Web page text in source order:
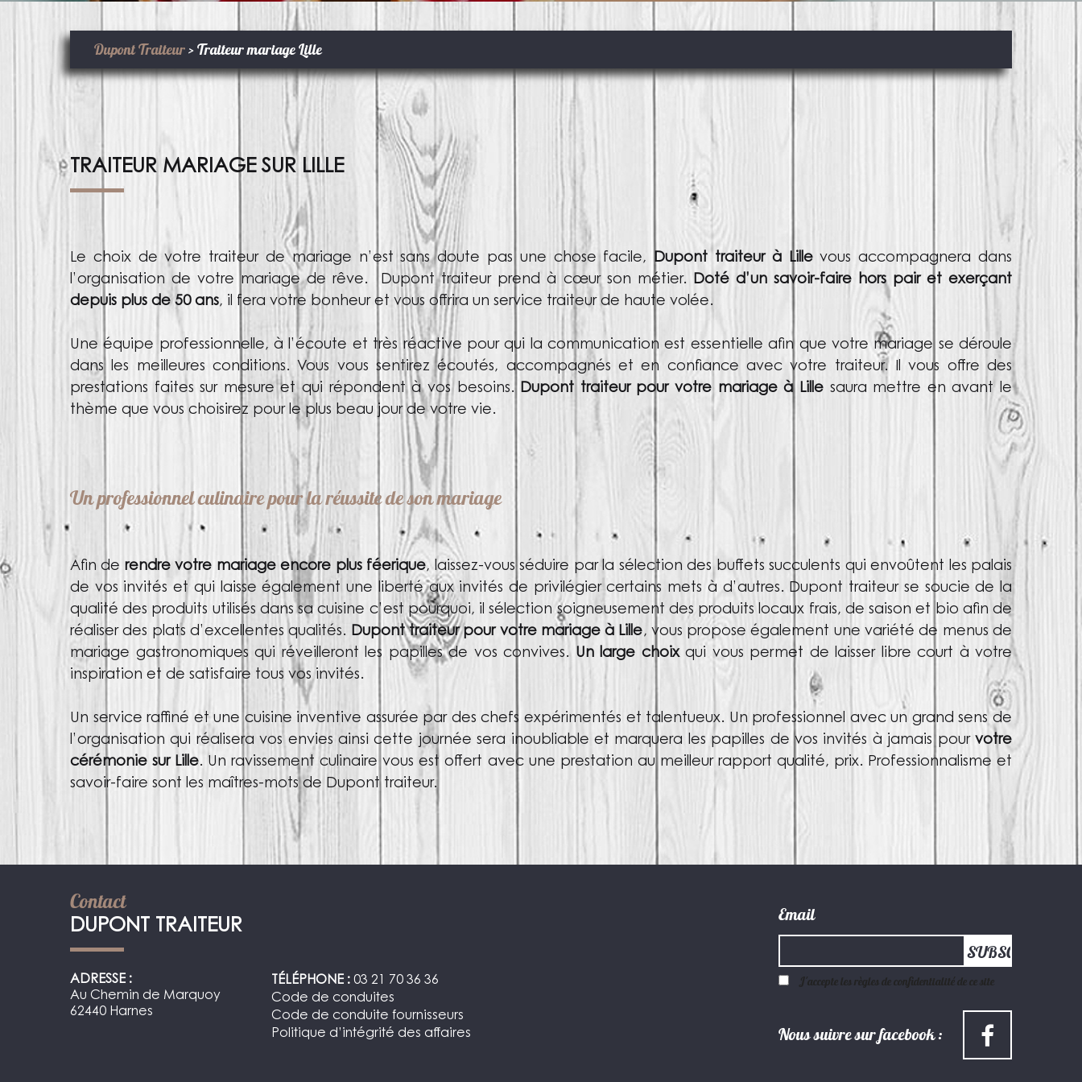
Dupont Traiteur>Traiteur mariage Lille
TRAITEUR MARIAGE SUR LILLE
Le choix de votre traiteur de mariage n’est sans doute pas une chose facile, Dupont traiteur à Lillevous accompagnera dans
l’organisation de votre mariage de rêve. Dupont traiteur prend à cœur son métier. Doté d’un savoir-faire hors pair et exerçant
depuis plus de 50 ans, il fera votre bonheur et vous offrira un service traiteur de haute volée.
Une équipe professionnelle, à l’écoute et très réactive pour qui la communication est essentielleafin que votre mariage se déroule
dans les meilleures conditions. Vous vous sentirez écoutés, accompagnés et en confiance avec votre traiteur. Il vous offre des
prestations faites sur mesure et qui répondent à vos besoins. Dupont traiteur pour votre mariage à Lillesaura mettre en avant le
thème que vous choisirez pour le plus beau jour de votre vie.
Un professionnel culinaire pour la réussite de son mariage
Afin de rendre votre mariage encore plus féerique, laissez-vous séduire par la sélection des buffets succulents qui envoûtent les palais
de vos invitéset qui laisse également une liberté aux invités de privilégier certains mets à d’autres. Dupont traiteur se soucie de la
qualité des produits utilisés dans sa cuisine c’est pourquoi, il sélection soigneusement des produits locaux frais, de saison et bio afin de
réaliser des plats d’excellentes qualités. Dupont traiteur pour votre mariage à Lille, vous propose également une variété de menus de
mariage gastronomiques qui réveilleront les papilles de vos convives.Un large choixqui vous permet de laisser libre court à votre
inspiration et de satisfaire tous vos invités.
Un service raffiné et une cuisine inventive assurée par des chefs expérimentés et talentueux. Un professionnel avec un grandsens de
l’organisation qui réalisera vos envies ainsi cette journée sera inoubliable et marquera les papilles de vos invités à jamais pourvotre
cérémonie sur Lille. Un ravissement culinaire vous est offert avec une prestation au meilleur rapport qualité, prix. Professionnalisme et
savoir-faire sont les maîtres-mots de Dupont traiteur.
Contact
DUPONT TRAITEUR
ADRESSE :
Au Chemin de Marquoy
62440 Harnes
TÉLÉPHONE : 03 21 70 36 36
Code de conduites
Code de conduite fournisseurs
Politique d’intégrité des affaires
Email
J'accepte les règles de confidentialité de ce site
Nous suivre sur facebook :